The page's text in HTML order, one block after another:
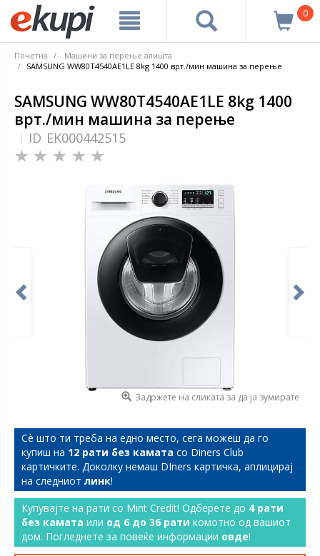
0
Почетна
Машини за перење алишта
SAMSUNG WW80T4540AE1LE 8kg 1400 врт./мин машина за перење
SAMSUNG WW80T4540AE1LE 8kg 1400
врт./мин машина за перење
ID EK000442515
Задржете на сликата за да ја зумирате
Сѐ што ти треба на едно место, сега можеш да го
купиш на 12 рати без камата со Diners Club
картичките. Доколку немаш DIners картичка, аплицирај
на следниот линк!
Купувајте на рати со Mint Credit! Одберете до 4 рати
без камата или од 6 до 36 рати комотно од вашиот
дом. Погледнете за повеќе информации овде!